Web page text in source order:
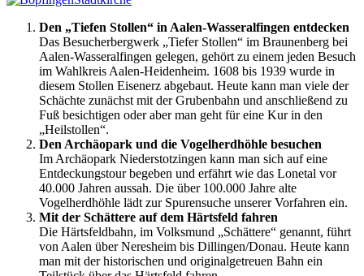
Den „Tiefen Stollen“ in Aalen-Wasseralfingen entdecken
Das Besucherbergwerk „Tiefer Stollen“ im Braunenberg bei
Aalen-Wasseralfingen gelegen, gehört zu einem jeden Besuch
im Wahlkreis Aalen-Heidenheim. 1608 bis 1939 wurde in
diesem Stollen Eisenerz abgebaut. Heute kann man viele der
Schächte zunächst mit der Grubenbahn und anschließend zu
Fuß besichtigen oder aber man geht für eine Kur in den
„Heilstollen“.
Den Archäopark und die Vogelherdhöhle besuchen
Im Archäopark Niederstotzingen kann man sich auf eine
Entdeckungstour begeben und erfährt wie das Lonetal vor
40.000 Jahren aussah. Die über 100.000 Jahre alte
Vogelherdhöhle lädt zur Spurensuche unserer Vorfahren ein.
Mit der Schättere auf dem Härtsfeld fahren
Die Härtsfeldbahn, im Volksmund „Schättere“ genannt, führt
von Aalen über Neresheim bis Dillingen/Donau. Heute kann
man mit der historischen und originalgetreuen Bahn ein